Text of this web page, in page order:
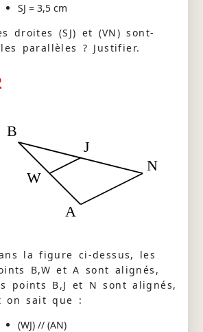
SJ = 3,5 cm
droites (SJ) et (VN) sont-
parallèles ? Justifier.
N
B
A
W
J
la figure ci-dessus, les
B,W et A sont alignés,
points B,J et N sont alignés,
on sait que :
(WJ) // (AN)